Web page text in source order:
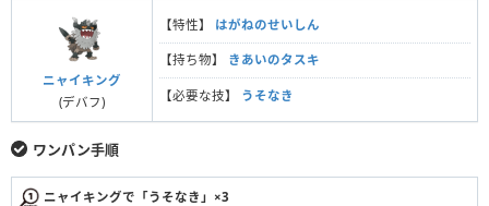
ニャイキング
(デバフ)
【特性】 はがねのせいしん
【持ち物】 きあいのタスキ
【必要な技】 うそなき
ワンパン手順
ニャイキングで「うそなき」×3